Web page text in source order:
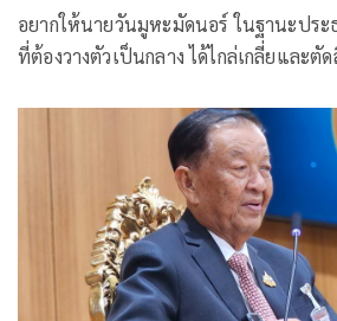
อยากให้นายวันมูหะมัดนอร์ ในฐานะปร
ที่ต้องวางตัวเป็นกลาง ได้ไกล่เกลี่ยและตั